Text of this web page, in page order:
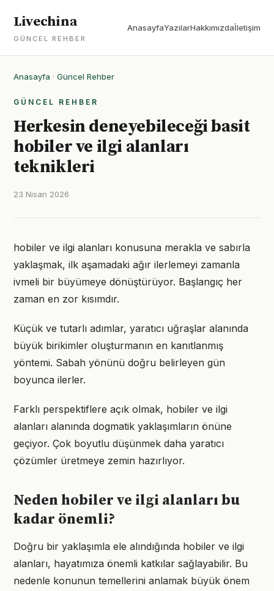
Livechina
GÜNCEL REHBER
AnasayfaYazılarHakkımızdaİletişim
Anasayfa · Güncel Rehber
GÜNCEL REHBER
Herkesin deneyebileceği basit
hobiler ve ilgi alanları
teknikleri
23 Nisan 2026
hobiler ve ilgi alanları konusuna merakla ve sabırla
yaklaşmak, ilk aşamadaki ağır ilerlemeyi zamanla
ivmeli bir büyümeye dönüştürüyor. Başlangıç her
zaman en zor kısımdır.
Küçük ve tutarlı adımlar, yaratıcı uğraşlar alanında
büyük birikimler oluşturmanın en kanıtlanmış
yöntemi. Sabah yönünü doğru belirleyen gün
boyunca ilerler.
Farklı perspektiflere açık olmak, hobiler ve ilgi
alanları alanında dogmatik yaklaşımların önüne
geçiyor. Çok boyutlu düşünmek daha yaratıcı
çözümler üretmeye zemin hazırlıyor.
Neden hobiler ve ilgi alanları bu
kadar önemli?
Doğru bir yaklaşımla ele alındığında hobiler ve ilgi
alanları, hayatımıza önemli katkılar sağlayabilir. Bu
nedenle konunun temellerini anlamak büyük önem